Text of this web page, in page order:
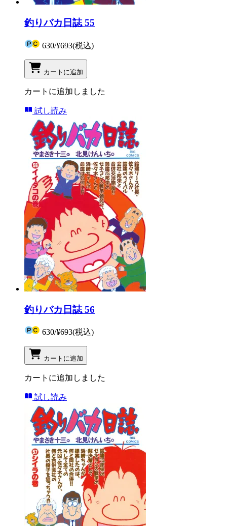
釣りバカ日誌 55
630/¥693(税込)
カートに追加
カートに追加しました
試し読み
釣りバカ日誌 56
630/¥693(税込)
カートに追加
カートに追加しました
試し読み